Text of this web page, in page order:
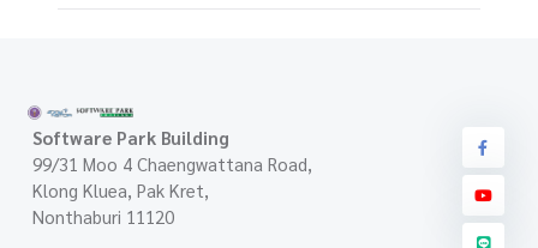
Software Park Building
99/31 Moo 4 Chaengwattana Road,
Klong Kluea, Pak Kret,
Nonthaburi 11120